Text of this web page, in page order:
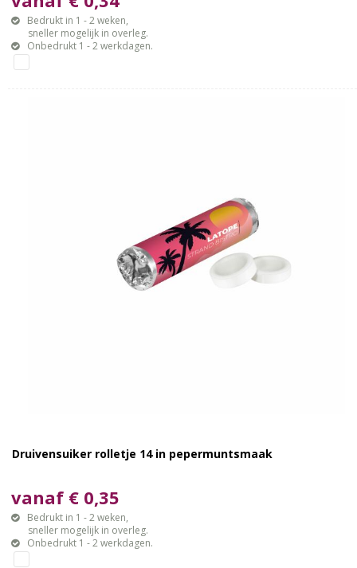
Bedrukt in 1 - 2 weken,
sneller mogelijk in overleg.
Onbedrukt 1 - 2 werkdagen.
Druivensuiker rolletje 14 in pepermuntsmaak
vanaf € 0,35
Bedrukt in 1 - 2 weken,
sneller mogelijk in overleg.
Onbedrukt 1 - 2 werkdagen.